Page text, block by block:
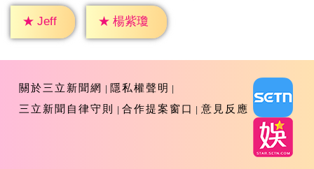
★ Jeff ★ 楊紫瓊
關於三立新聞網
隱私權聲明
三立新聞自律守則
合作提案窗口 意見反應